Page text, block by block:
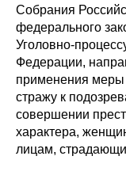
Собрания
федерального
Уголовно-
Федерации,
применения меры
стражу к
совершении
характера,
лицам,